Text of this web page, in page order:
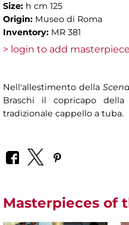
Size: h cm 125
Origin: Museo di Roma
Inventory: MR 381
> login to add
Nell'allestimento della
Braschi il copricapo
tradizionale cappello a tuba.
Masterpieces of